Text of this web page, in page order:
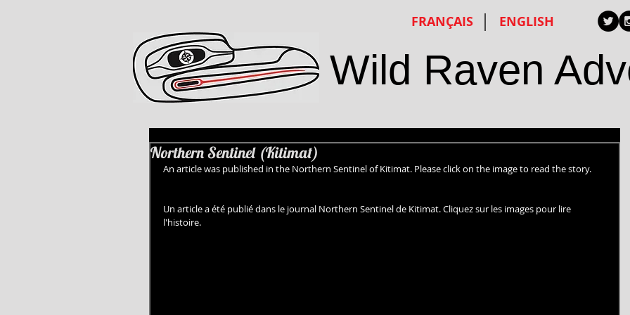
FRANÇAIS ENGLISH
Wild Raven
Northern Sentinel (Kitimat)
An article was published in the Northern Sentinel of Kitimat. Please click on the image to read the story.
Un article a été publié dans le journal Northern Sentinel de Kitimat. Cliquez sur les images pour lire
l'histoire.